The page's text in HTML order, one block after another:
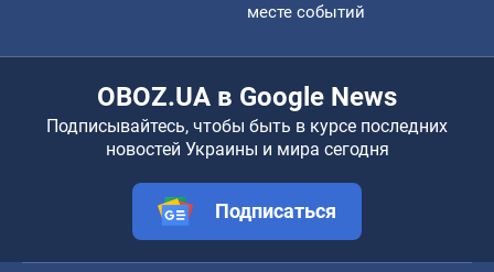
месте событий
OBOZ.UA в Google News
Подписывайтесь, чтобы быть в курсе последних
новостей Украины и мира сегодня
Подписаться